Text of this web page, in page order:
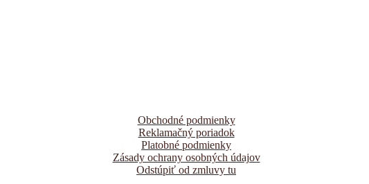
Obchodné podmienky
Reklamačný poriadok
Platobné podmienky
Zásady ochrany osobných údajov
Odstúpiť od zmluvy tu